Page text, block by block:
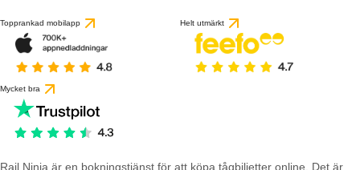
Topprankad mobilapp Helt utmärkt
Mycket bra
Rail Ninja är en bokningstjänst för att köpa tågbiljetter online. Det är